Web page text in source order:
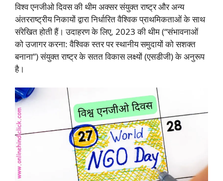
विश्व एनजीओ दिवस की थीम अक्सर संयुक्त राष्ट्र और अन्य
अंतरराष्ट्रीय निकायों द्वारा निर्धारित वैश्विक प्राथमिकताओं के साथ
संरेखित होती हैं। उदाहरण के लिए, 2023 की थीम (“संभावनाओं
को उजागर करना: वैश्विक स्तर पर स्थानीय समुदायों को सशक्त
बनाना”) संयुक्त राष्ट्र के सतत विकास लक्ष्यों (एसडीजी) के अनुरूप
है।